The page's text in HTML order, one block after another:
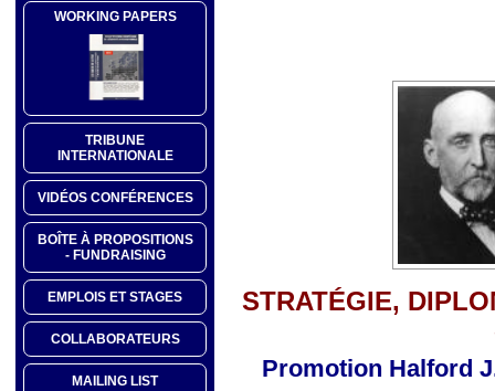
WORKING PAPERS
TRIBUNE
INTERNATIONALE
VIDÉOS CONFÉRENCES
BOÎTE À PROPOSITIONS
- FUNDRAISING
EMPLOIS ET STAGES
COLLABORATEURS
MAILING LIST
STRATÉGIE,
Promotion Halford